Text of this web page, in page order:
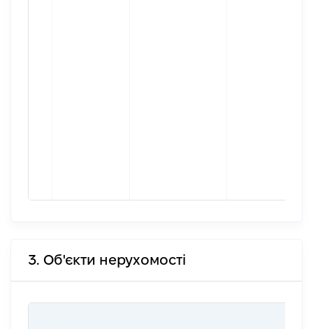
3. Об'єкти нерухомості